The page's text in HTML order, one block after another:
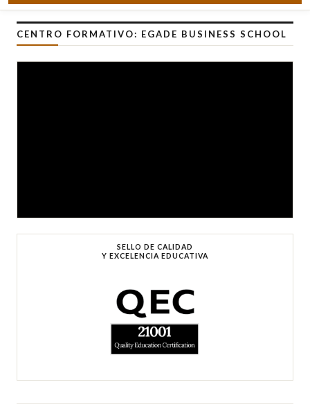
CENTRO FORMATIVO: EGADE BUSINESS SCHOOL
SELLO DE CALIDAD
Y EXCELENCIA EDUCATIVA